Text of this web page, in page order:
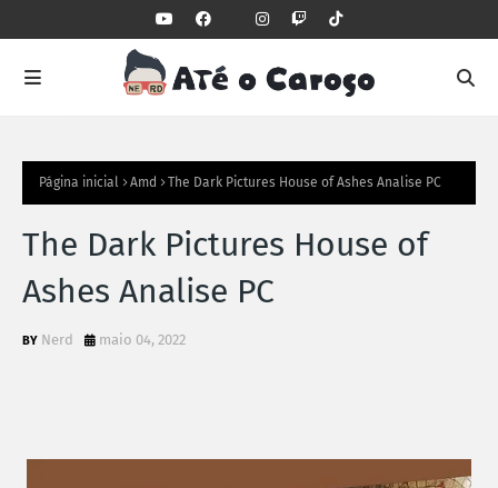
Página inicial Amd The Dark Pictures House of Ashes Analise PC
The Dark Pictures House of
Ashes Analise PC
Nerd maio 04, 2022